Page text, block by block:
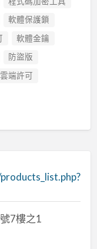
軟體保護鎖
軟體金鑰
防盜版
雲端許可
7樓之1